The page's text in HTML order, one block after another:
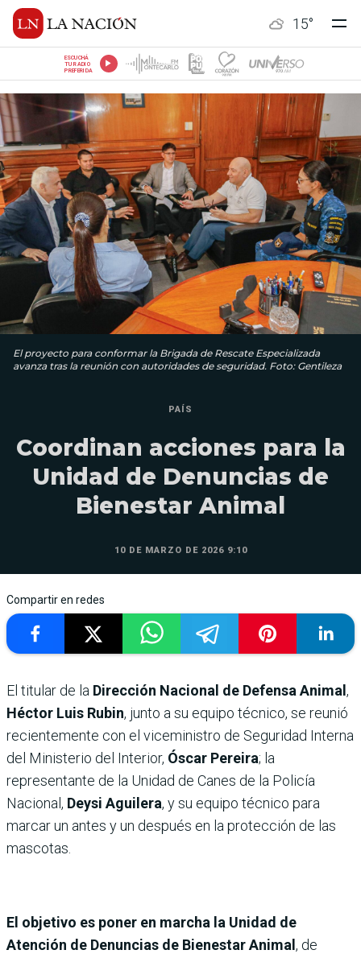
15°
ESCUCHÁ
TU RADIO
PREFERIDA
El proyecto para conformar la Brigada de Rescate Especializada
avanza tras la reunión con autoridades de seguridad. Foto: Gentileza
PAÍS
Coordinan acciones para la
Unidad de Denuncias de
Bienestar Animal
10 DE MARZO DE 2026 9:10
Compartir en redes
El titular de la Dirección Nacional de Defensa Animal,
Héctor Luis Rubin, junto a su equipo técnico, se reunió
recientemente con el viceministro de Seguridad Interna
del Ministerio del Interior, Óscar Pereira; la
representante de la Unidad de Canes de la Policía
Nacional, Deysi Aguilera, y su equipo técnico para
marcar un antes y un después en la protección de las
mascotas.
El objetivo es poner en marcha la Unidad de
Atención de Denuncias de Bienestar Animal, de